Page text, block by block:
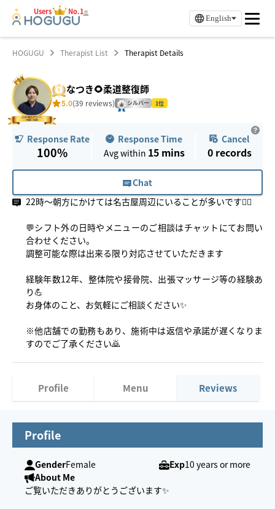
Users No.1※
English
HOGUGU Therapist List Therapist Details
なつき🌻柔道整復師
5.0(39 reviews) シルバー 1位
Response Rate
100%
Response Time
Avg within 15 mins
Cancel
0 records
Chat
22時〜朝方にかけては名古屋周辺にいることが多いです💆‍♂️
💬シフト外の日時やメニューのご相談はチャットにてお問い
合わせください。
調整可能な際は出来る限り対応させていただきます
経験年数12年、整体院や接骨院、出張マッサージ等の経験あ
り💪
お身体のこと、お気軽にご相談ください✨
※他店舗での勤務もあり、施術中は返信や承諾が遅くなりま
すのでご了承ください🙇
Profile Menu Reviews
Profile
GenderFemale Exp10 years or more
About Me
ご覧いただきありがとうございます✨